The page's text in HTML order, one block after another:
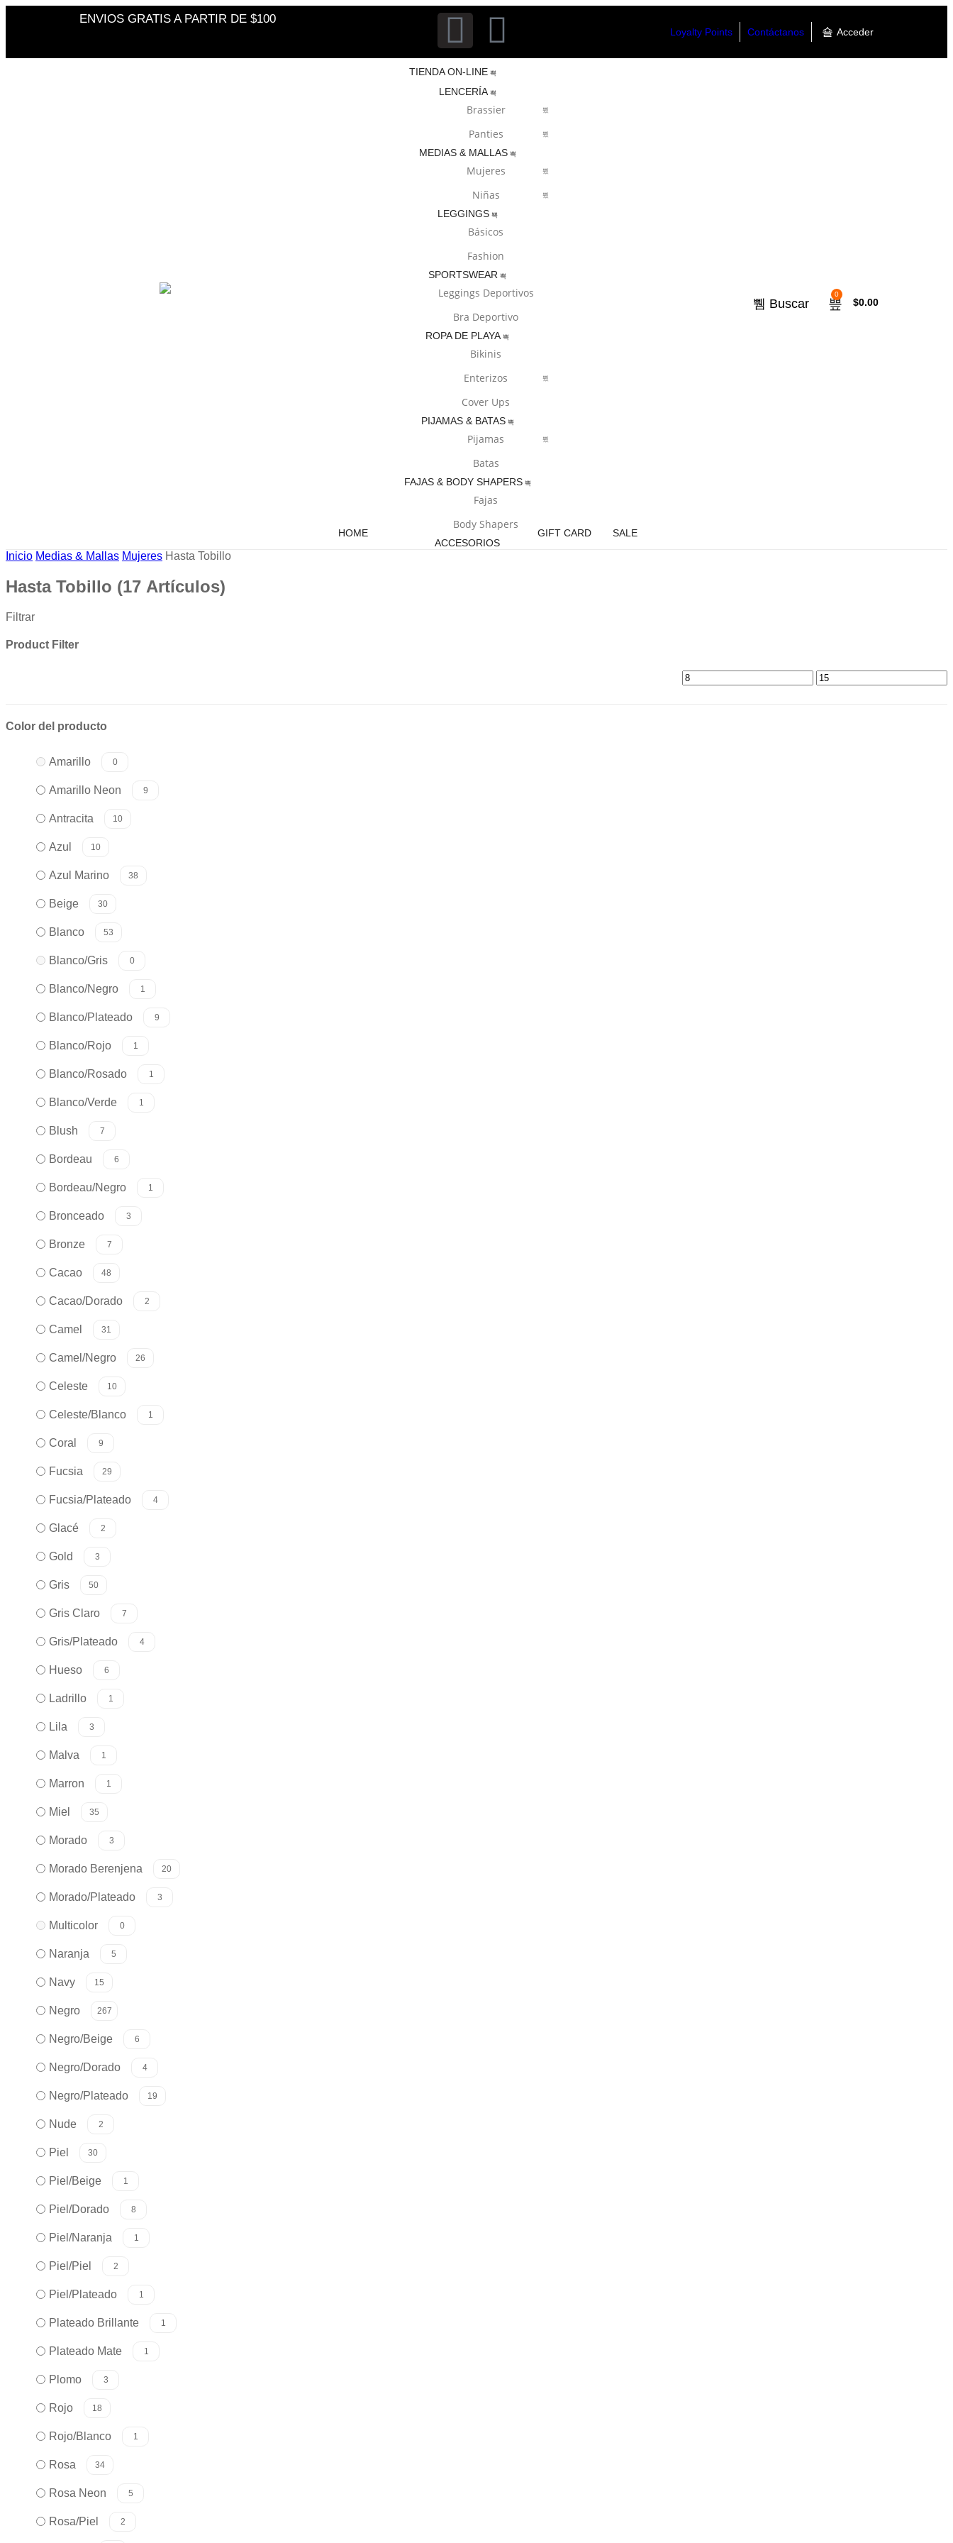
ENVIOS GRATIS A PARTIR DE $100
Loyalty Points Contáctanos Acceder
HOME
TIENDA ON-LINE
LENCERÍA
Brassier
Panties
MEDIAS & MALLAS
Mujeres
Niñas
LEGGINGS
Básicos
Fashion
SPORTSWEAR
Leggings Deportivos
Bra Deportivo
ROPA DE PLAYA
Bikinis
Enterizos
Cover Ups
PIJAMAS & BATAS
Pijamas
Batas
FAJAS & BODY SHAPERS
Fajas
Body Shapers
ACCESORIOS
GIFT CARD SALE
Buscar
0
$0.00
Inicio Medias & Mallas Mujeres Hasta Tobillo
Hasta Tobillo (17 Artículos)
Filtrar
Product Filter
Color del producto
Amarillo 0
Amarillo Neon 9
Antracita 10
Azul 10
Azul Marino 38
Beige 30
Blanco 53
Blanco/Gris 0
Blanco/Negro 1
Blanco/Plateado 9
Blanco/Rojo 1
Blanco/Rosado 1
Blanco/Verde 1
Blush 7
Bordeau 6
Bordeau/Negro 1
Bronceado 3
Bronze 7
Cacao 48
Cacao/Dorado 2
Camel 31
Camel/Negro 26
Celeste 10
Celeste/Blanco 1
Coral 9
Fucsia 29
Fucsia/Plateado 4
Glacé 2
Gold 3
Gris 50
Gris Claro 7
Gris/Plateado 4
Hueso 6
Ladrillo 1
Lila 3
Malva 1
Marron 1
Miel 35
Morado 3
Morado Berenjena 20
Morado/Plateado 3
Multicolor 0
Naranja 5
Navy 15
Negro 267
Negro/Beige 6
Negro/Dorado 4
Negro/Plateado 19
Nude 2
Piel 30
Piel/Beige 1
Piel/Dorado 8
Piel/Naranja 1
Piel/Piel 2
Piel/Plateado 1
Plateado Brillante 1
Plateado Mate 1
Plomo 3
Rojo 18
Rojo/Blanco 1
Rosa 34
Rosa Neon 5
Rosa/Piel 2